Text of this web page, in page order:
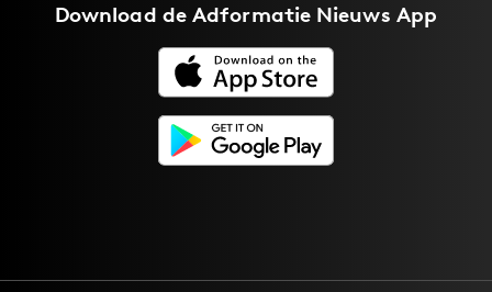
Download deAdformatie Nieuws App